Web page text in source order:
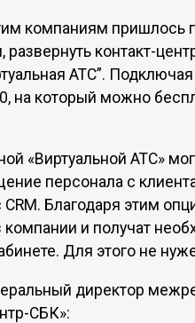
компаниям пришлось
контакт-
АТС”.
на который можно
«Виртуальной АТС»
персонала с
Благодаря этим
компании и получат
Для этого не
директор
СБК»: